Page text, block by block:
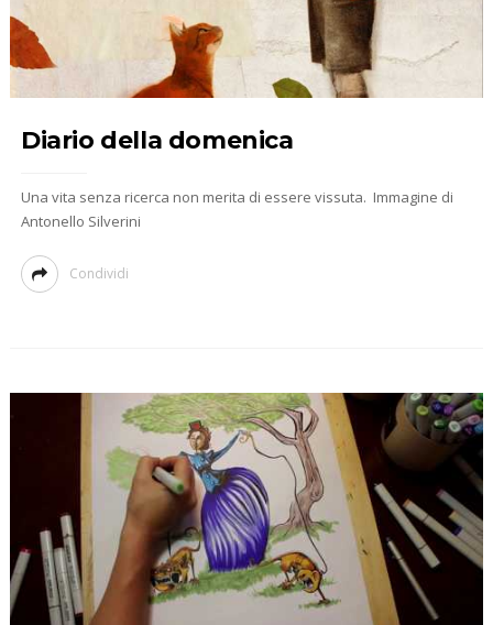
Diario della domenica
Una vita senza ricerca non merita di essere vissuta. Immagine di
Antonello Silverini
Condividi